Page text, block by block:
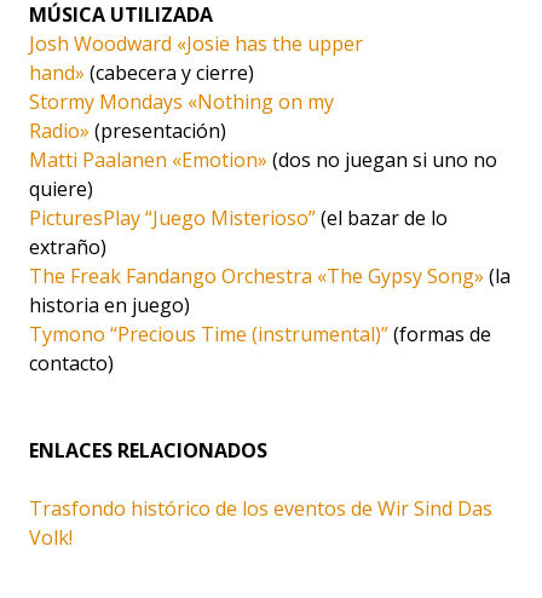
MÚSICA UTILIZADA
Josh Woodward «Josie has the upper
hand» (cabecera y cierre)
Stormy Mondays «Nothing on my
Radio» (presentación)
Matti Paalanen «Emotion» (dos no juegan si uno no
quiere)
PicturesPlay “Juego Misterioso”(el bazar de lo
extraño)
The Freak Fandango Orchestra «The Gypsy Song» (la
historia en juego)
Tymono “Precious Time (instrumental)”(formas de
contacto)
ENLACES RELACIONADOS
Trasfondo histórico de los eventos de Wir Sind Das
Volk!